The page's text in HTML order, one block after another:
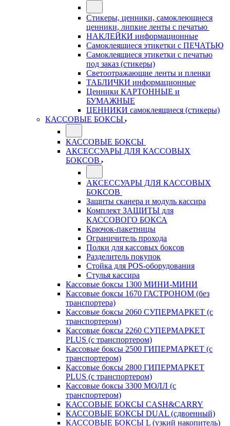
Стикеры, ценники, самоклеющиеся
ценники, липкие ленты с печатью
НАКЛЕЙКИ информационные
Самоклеящиеся этикетки с ПЕЧАТЬЮ
Самоклеящиеся этикетки с печатью
под заказ (стикеры)
Светоотражающие ленты и пленки
ТАБЛИЧКИ информационные
Ценники КАРТОННЫЕ и
БУМАЖНЫЕ
ЦЕННИКИ самоклеящиеся (стикеры)
КАССОВЫЕ БОКСЫ
КАССОВЫЕ БОКСЫ
АКСЕССУАРЫ ДЛЯ КАССОВЫХ
БОКСОВ
АКСЕССУАРЫ ДЛЯ КАССОВЫХ
БОКСОВ
Защиты сканера и модуль кассира
Комплект ЗАЩИТЫ для
КАССОВОГО БОКСА
Крючок-пакетницы
Ограничитель прохода
Полки для кассовых боксов
Разделитель покупок
Стойка для POS-оборудования
Стулья кассира
Кассовые боксы 1300 МИНИ-МИНИ
Кассовые боксы 1670 ГАСТРОНОМ (без
транспортера)
Кассовые боксы 2060 СУПЕРМАРКЕТ (с
транспортером)
Кассовые боксы 2260 СУПЕРМАРКЕТ
PLUS (с транспортером)
Кассовые боксы 2500 ГИПЕРМАРКЕТ (с
транспортером)
Кассовые боксы 2800 ГИПЕРМАРКЕТ
PLUS (с транспортером)
Кассовые боксы 3300 МОЛЛ (с
транспортером)
КАССОВЫЕ БОКСЫ CASH&CARRY
КАССОВЫЕ БОКСЫ DUAL (сдвоенный)
КАССОВЫЕ БОКСЫ L (узкий накопитель)